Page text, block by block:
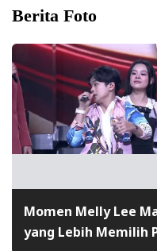
Berita Foto
Momen Melly Lee
yang Lebih Memilih